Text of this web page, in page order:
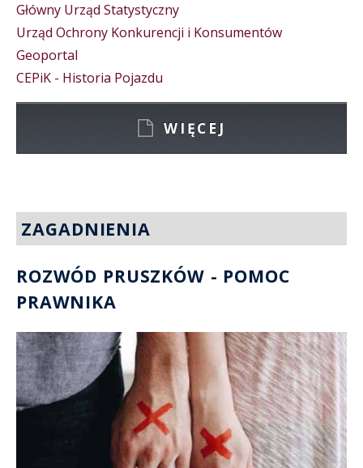
Główny Urząd Statystyczny
Urząd Ochrony Konkurencji i Konsumentów
Geoportal
CEPiK - Historia Pojazdu
WIĘCEJ
ZAGADNIENIA
ROZWÓD PRUSZKÓW - POMOC
PRAWNIKA